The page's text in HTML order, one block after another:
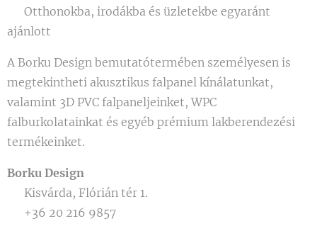
készülék
választá
s lehet
helyeken
, ahol a
✔ Otthonokba, irodákba és üzletekbe egyaránt
ajánlott
A Borku Design bemutatótermében személyesen is
megtekintheti akusztikus falpanel kínálatunkat,
valamint 3D PVC falpaneljeinket, WPC
falburkolatainkat és egyéb prémium lakberendezési
termékeinket.
Borku Design
📍 Kisvárda, Flórián tér 1.
📞 +36 20 216 9857